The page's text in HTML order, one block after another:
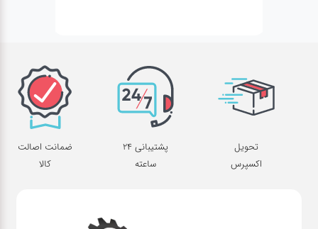
تحویل
اکسپرس
پشتیبانی 24
ساعته
ضمانت اصالت
کالا